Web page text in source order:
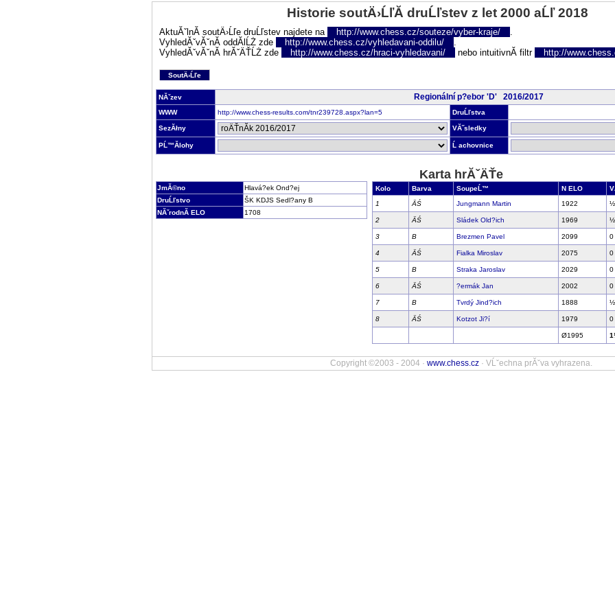
Historie soutÄ›ĹľĂ­ druĹľstev z let 2000 aĹľ 2018
AktuĂˇlnĂ­ soutÄ›Ĺľe druĹľstev najdete na http://www.chess.cz/souteze/vyber-kraje/
.
VyhledĂˇvĂˇnĂ­ oddĂ­lĹŻ zde
http://www.chess.cz/vyhledavani-oddilu/
.
VyhledĂˇvĂˇnĂ­ hrĂˇÄŤĹŻ zde
http://www.chess.cz/hraci-vyhledavani/ nebo intuitivnĂ­ filtr http://
SoutÄ›Ĺľe
NĂˇzev Regionální p?ebor 'D' 2016/2017
WWW http://www.chess-results.com/tnr239728.aspx?lan=5 DruĹľstva
SezĂłny VĂ˝sledky
PĹ™Ă­lohy Ĺ achovnice
Karta hrĂˇÄŤe
JmĂ©no
Hlavá?ek Ond?ej
DruĹľstvo
ŠK KDJS Sedl?any B
NĂˇrodnĂ­ ELO
1708
Kolo Barva SoupeĹ™ N ELO
1
ÄŚ Jungmann Martin 1922 ½
2 ÄŚ Sládek Old?ich 1969 ½
3 B Brezmen Pavel 2099 0
4 ÄŚ Fialka Miroslav 2075 0
5 B Straka Jaroslav 2029 0
6 ÄŚ ?ermák Jan 2002 0
7 B Tvrdý Jind?ich 1888 ½
8 ÄŚ Kotzot Ji?í 1979 0
Ø1995
Copyright ©2003 - 2004 · www.chess.cz · VĹˇechna prĂˇva vyhrazena.